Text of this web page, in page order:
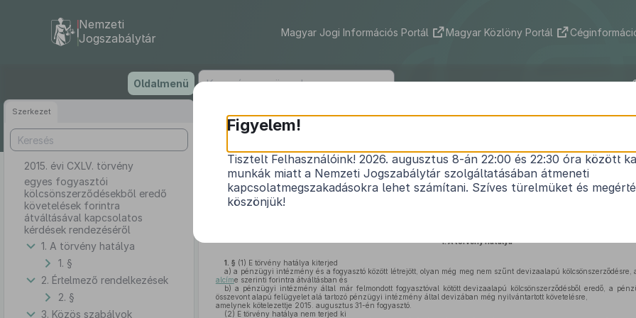
tartalomra
Nemzeti
Jogszabálytár
Magyar Jogi Információs Portál Magyar Közlöny Portál
Oldalmenü
Szerkezet
2015. évi CXLV. törvény
egyes fogyasztói
kölcsönszerződésekből eredő
követelések forintra
átváltásával kapcsolatos
kérdések rendezéséről
1. A törvény hatálya
1. §
2. Értelmező rendelkezések
2. §
3. Közös szabályok
2015. évi CXLV. törvény
egyes fogyasztói kölcsönszerződésekből eredő követelések
kapcsolatos kérdések rendezéséről1
1.A törvény hatálya
1. § (1) E törvény hatálya kiterjed
a) a pénzügyi intézmény és a fogyasztó között létrejött, olyan még meg nem szűnt devizaalapú
alcíme szerinti forintra átváltásban és
b) a pénzügyi intézmény által már felmondott fogyasztóval kötött devizaalapú kölcsönszerződésből eredő, a
összevont alapú felügyelet alá tartozó pénzügyi intézmény által devizában még nyilvántartott követelésre,
amelynek kötelezettje 2015. augusztus 31-én fogyasztó.
(2) E törvény hatálya nem terjed ki
Figyelem!
Tisztelt Felhasználóink! 2026. augusztus 8-án 22:00 és 22:30 óra között
munkák miatt a Nemzeti Jogszabálytár szolgáltatásában átmeneti
kapcsolatmegszakadásokra lehet számítani. Szíves türelmüket és
köszönjük!